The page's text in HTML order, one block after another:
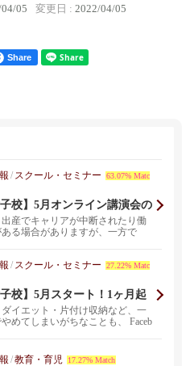
05 変更日 : 2022/04/05
Share
/ スクール・セミナー
63.07% Matc
子校】5月オンライン講演会の
産でキャリアが中断されたり働
ある場合がありますが、一方で
/ スクール・セミナー
27.22% Matc
子校】5月スタート！1ヶ月起
ご案内
イエット・片付け収納など、一
めてしまいがちなことも、 Faceb
/教育・育児 17.27% Match